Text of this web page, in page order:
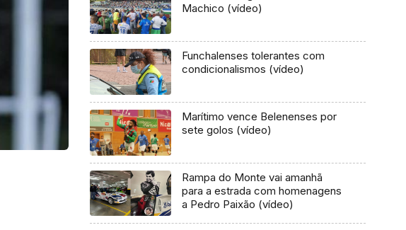
Machico (vídeo)
Funchalenses tolerantes com
condicionalismos (vídeo)
Marítimo vence Belenenses por
sete golos (vídeo)
Rampa do Monte vai amanhã
para a estrada com homenagens
a Pedro Paixão (vídeo)